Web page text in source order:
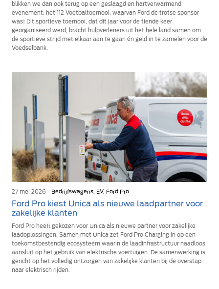
blikken we dan ook terug op een geslaagd en hartverwarmend
evenement: het 112 Voetbaltoernooi, waarvan Ford de trotse sponsor
was! Dit sportieve toernooi, dat dit jaar voor de tiende keer
georganiseerd werd, bracht hulpverleners uit het hele land samen om
de sportieve strijd met elkaar aan te gaan én geld in te zamelen voor de
Voedselbank.
27 mei 2026 - Bedrijfswagens, EV, Ford Pro
Ford Pro kiest Unica als nieuwe laadpartner voor
zakelijke klanten
Ford Pro heeft gekozen voor Unica als nieuwe partner voor zakelijke
laadoplossingen. Samen met Unica zet Ford Pro Charging in op een
toekomstbestendig ecosysteem waarin de laadinfrastructuur naadloos
aansluit op het gebruik van elektrische voertuigen. De samenwerking is
gericht op het volledig ontzorgen van zakelijke klanten bij de overstap
naar elektrisch rijden.